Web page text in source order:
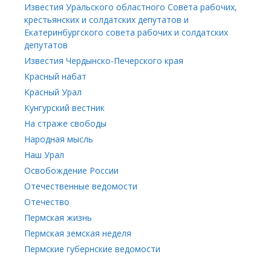
Известия Уральского областного Совета рабочих,
крестьянских и солдатских депутатов и
Екатеринбургского совета рабочих и солдатских
депутатов
Известия Чердынско-Печерского края
Красный набат
Красный Урал
Кунгурский вестник
На страже свободы
Народная мысль
Наш Урал
Освобождение России
Отечественные ведомости
Отечество
Пермская жизнь
Пермская земская неделя
Пермские губернские ведомости